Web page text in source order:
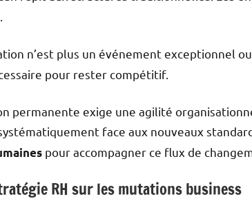
n’est plus un événement exceptionnel
pour rester compétitif.
permanente exige une agilité
face aux nouveaux
pour accompagner ce flux de
RH sur les mutations business